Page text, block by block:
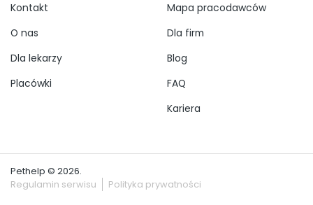
Kontakt
O nas
Dla lekarzy
Placówki
Mapa pracodawców
Dla firm
Blog
FAQ
Kariera
Pethelp © 2026.
Regulamin serwisu
Polityka prywatności